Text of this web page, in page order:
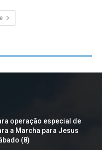
operação especial de
a Marcha para Jesus
(8)